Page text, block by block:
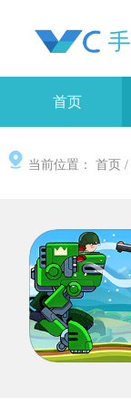
首页
当前位置： 首页 /